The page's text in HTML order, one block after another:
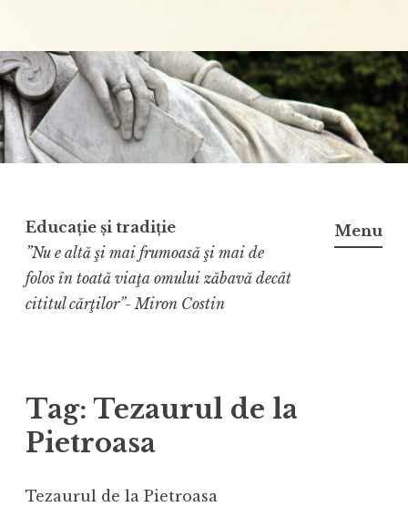
Educație și tradiție
”Nu e altă şi mai frumoasă şi mai de
folos în toată viaţa omului zăbavă decât
cititul cărţilor”- Miron Costin
Menu
Tag: Tezaurul de la
Pietroasa
Tezaurul de la Pietroasa